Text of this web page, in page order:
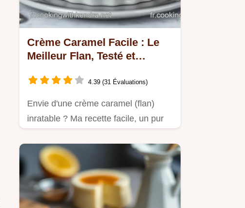
Crème Caramel Facile : Le
Meilleur Flan, Testé et
4.39 (31 Évaluations)
Envie d'une crème caramel (flan)
inratable ? Ma recette facile, un pur